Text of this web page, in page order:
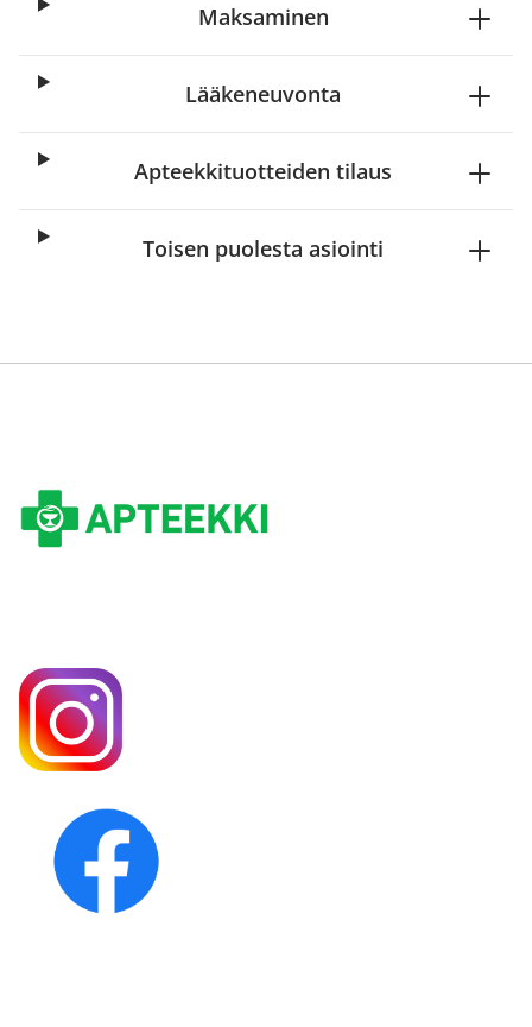
Maksaminen
Lääkeneuvonta
Apteekkituotteiden tilaus
Toisen puolesta asiointi